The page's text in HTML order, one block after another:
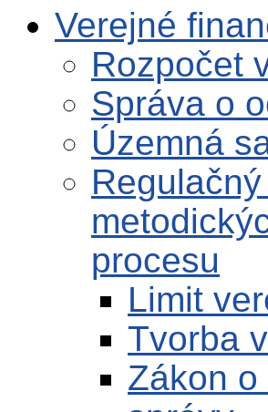
Verejné
Rozpočet
Správa o
Územná
procesu
Limit
Tvorba
Zákon